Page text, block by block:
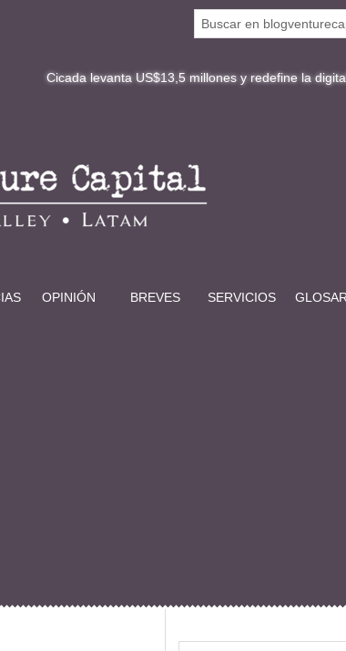
levanta US$13,5 millones y redefine la digitalización del
OPINIÓN BREVES SERVICIOS